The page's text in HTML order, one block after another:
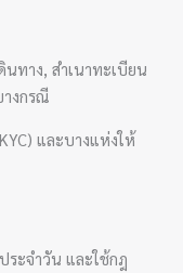
นทาง, สำเนาทะเบียน
งกรณี
และบางแห่งให้
ระจำวัน และใช้กฎ